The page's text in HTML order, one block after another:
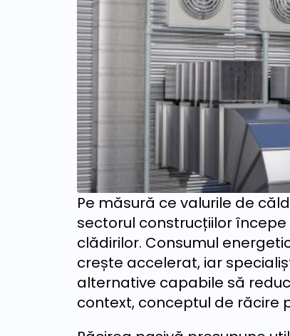
Pe măsură ce valurile de
sectorul construcțiilor
clădirilor. Consumul
crește accelerat, iar
alternative capabile să
context, conceptul de răcire